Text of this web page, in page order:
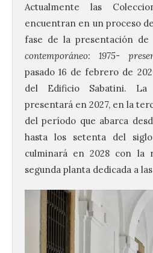
Actualmente las
encuentran en un proceso
fase de la presentación de
contemporáneo: 1975-
pasado 16 de febrero de
del Edificio Sabatini.
presentará en 2027, en la
del período que abarca
hasta los setenta del
culminará en 2028 con la
segunda planta dedicada a